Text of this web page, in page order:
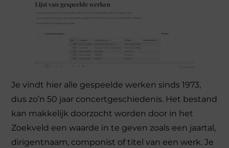
Je vindt hier alle gespeelde werken sinds 1973,
dus zo’n 50 jaar concertgeschiedenis. Het bestand
kan makkelijk doorzocht worden door in het
Zoekveld een waarde in te geven zoals een jaartal,
dirigentnaam, componist of titel van een werk. Je